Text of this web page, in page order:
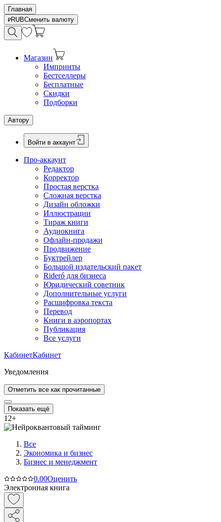
Главная
RUBСменить валюту
Магазин
Импринты
Бестселлеры
Бесплатные
Скидки
Подборки
Автору
Войти в аккаунт
Про-аккаунт
Редактор
Корректор
Простая верстка
Сложная верстка
Дизайн обложки
Иллюстрации
Тираж книги
Аудиокнига
Офлайн-продажи
Продвижение
Буктрейлер
Большой издательский пакет
Rideró для бизнеса
Юридический советник
Дополнительные услуги
Расшифровка текста
Перевод
Книги в аэропортах
Публикация
Все услуги
КабинетКабинет
Уведомления
Отметить все как прочитанные
Показать ещё
12+
Все
Экономика и бизнес
Бизнес и менеджмент
0.00Оценить
Электронная книга